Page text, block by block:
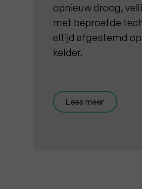
opnieuw droog,
met beproefde
altijd afgestemd
kelder.
Lees meer